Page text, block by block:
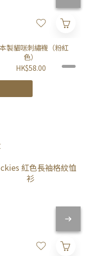
製貓咪刺繡襪（粉紅
色）
HK$58.00